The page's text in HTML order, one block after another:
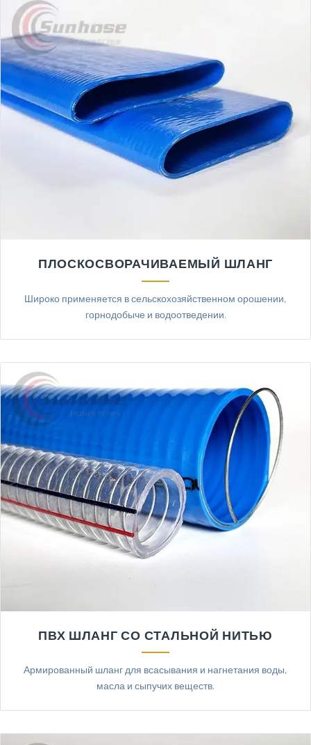
ПЛОСКОСВОРАЧИВАЕМЫЙ ШЛАНГ
Широко применяется в сельскохозяйственном орошении,
горнодобыче и водоотведении.
ПВХ ШЛАНГ СО СТАЛЬНОЙ НИТЬЮ
Армированный шланг для всасывания и нагнетания воды,
масла и сыпучих веществ.